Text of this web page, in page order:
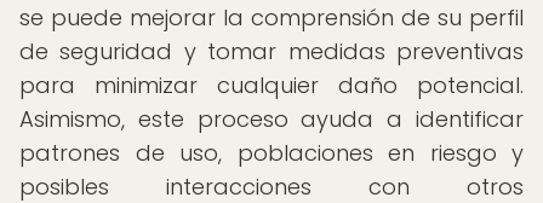
se puede mejorar la comprensión de su perfil
de seguridad y tomar medidas preventivas
para minimizar cualquier daño potencial.
Asimismo, este proceso ayuda a identificar
patrones de uso, poblaciones en riesgo y
posibles interacciones con otros